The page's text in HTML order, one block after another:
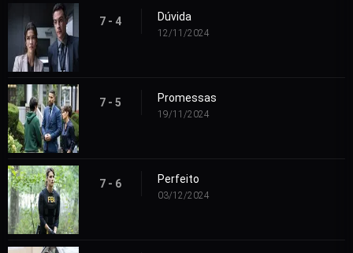
7 - 4 Dúvida
12/11/2024
7 - 5 Promessas
19/11/2024
7 - 6 Perfeito
03/12/2024